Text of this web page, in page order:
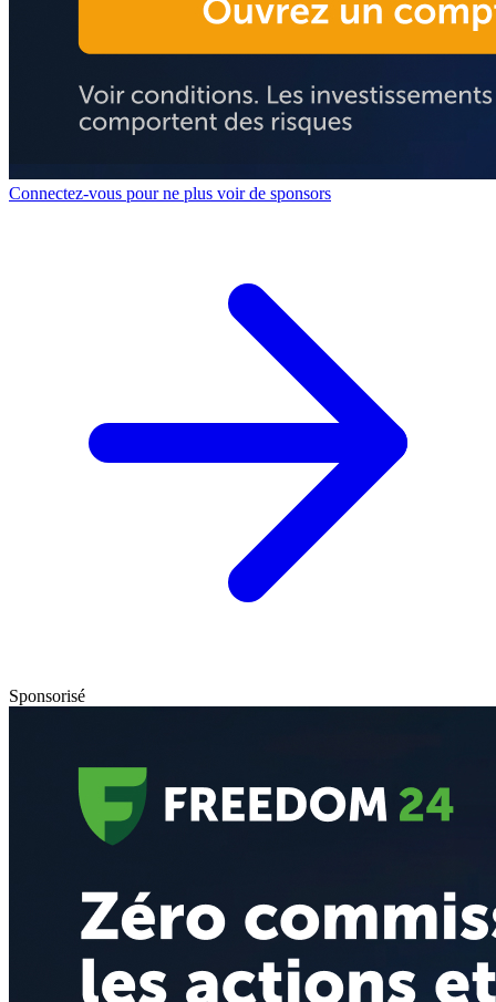
Connectez-vous pour ne plus voir de sponsors
Sponsorisé